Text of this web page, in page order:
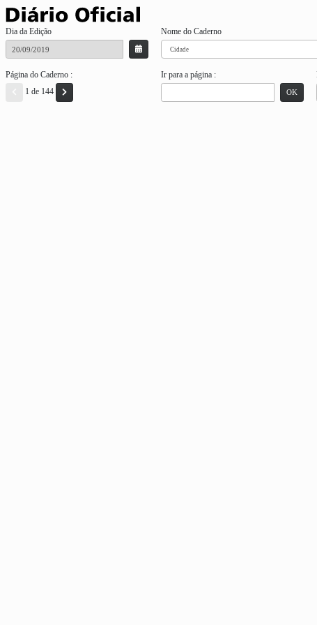
Dia da Edição Nome do Caderno
Página do Caderno :
1 de 144
Ir para a página :
OK